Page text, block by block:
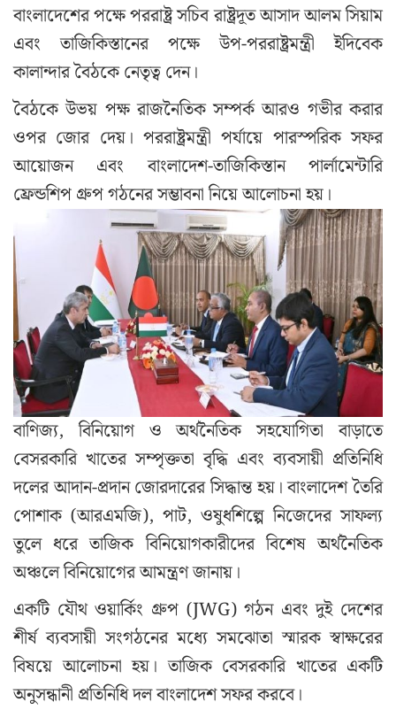
বাংলাদেশের পক্ষে পররাষ্ট্র সচিব রাষ্ট্রদূত আসাদ আলম সিয়াম
এবং তাজিকিস্তানের পক্ষে উপ-পররাষ্ট্রমন্ত্রী ইদিবেক
কালান্দার বৈঠকে নেতৃত্ব দেন।
বৈঠকে উভয় পক্ষ রাজনৈতিক সম্পর্ক আরও গভীর করার
ওপর জোর দেয়। পররাষ্ট্রমন্ত্রী পর্যায়ে পারস্পরিক সফর
আয়োজন এবং বাংলাদেশ-তাজিকিস্তান পার্লামেন্টারি
ফ্রেন্ডশিপ গ্রুপ গঠনের সম্ভাবনা নিয়ে আলোচনা হয়।
বাণিজ্য, বিনিয়োগ ও অর্থনৈতিক সহযোগিতা বাড়াতে
বেসরকারি খাতের সম্পৃক্ততা বৃদ্ধি এবং ব্যবসায়ী প্রতিনিধি
দলের আদান-প্রদান জোরদারের সিদ্ধান্ত হয়। বাংলাদেশ তৈরি
পোশাক (আরএমজি), পাট, ওষুধশিল্পে নিজেদের সাফল্য
তুলে ধরে তাজিক বিনিয়োগকারীদের বিশেষ অর্থনৈতিক
অঞ্চলে বিনিয়োগের আমন্ত্রণ জানায়।
একটি যৌথ ওয়ার্কিং গ্রুপ (JWG) গঠন এবং দুই দেশের
শীর্ষ ব্যবসায়ী সংগঠনের মধ্যে সমঝোতা স্মারক স্বাক্ষরের
বিষয়ে আলোচনা হয়। তাজিক বেসরকারি খাতের একটি
অনুসন্ধানী প্রতিনিধি দল বাংলাদেশ সফর করবে।